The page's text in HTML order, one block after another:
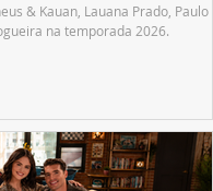
& Kauan, Lauana Prado, Paulo
na temporada 2026.